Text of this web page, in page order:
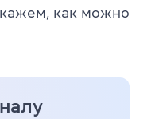
как можно